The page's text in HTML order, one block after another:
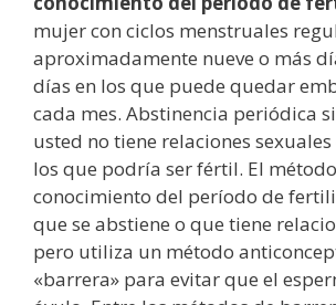
mujer con ciclos menstruales
aproximadamente nueve o más
días en los que puede quedar
cada mes. Abstinencia periódica
usted no tiene relaciones
los que podría ser fértil. El
conocimiento del período de
que se abstiene o que tiene
pero utiliza un método
«barrera» para evitar que el